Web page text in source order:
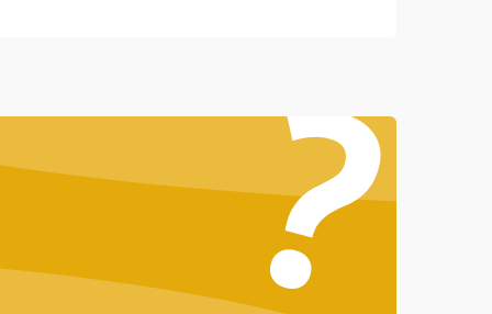
Подробнее →
Подробнее →
1000 ₽ Подробнее →
?